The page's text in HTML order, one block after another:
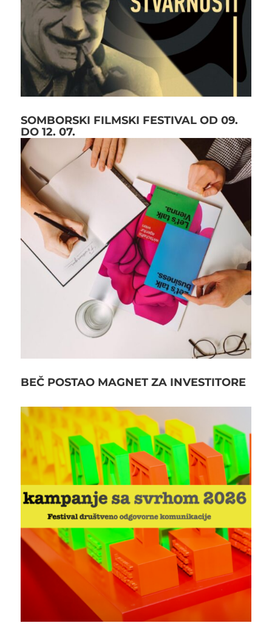
SOMBORSKI FILMSKI FESTIVAL OD 09.
DO 12. 07.
BEČ POSTAO MAGNET ZA INVESTITORE